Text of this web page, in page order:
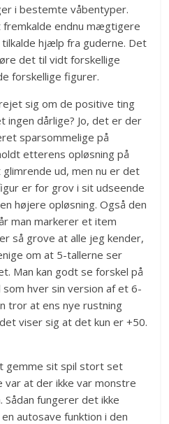
i bestemte våbentyper.
endnu mægtigere
hjælp fra guderne. Det
det til vidt forskellige
forskellige figurer.
sig om de positive ting
ingen dårlige? Jo, det er der
sparsommelige på
etterens opløsning på
ud, men nu er det
er for grov i sit udseende
højere opløsning. Også den
man markerer et item
så grove at alle jeg kender,
om at 5-tallerne ser
Man kan godt se forskel på
hver sin version af et 6-
tror at ens nye rustning
viser sig at det kun er +50.
gemme sit spil stort set
var at der ikke var monstre
fungerer det ikke
autosave funktion i den